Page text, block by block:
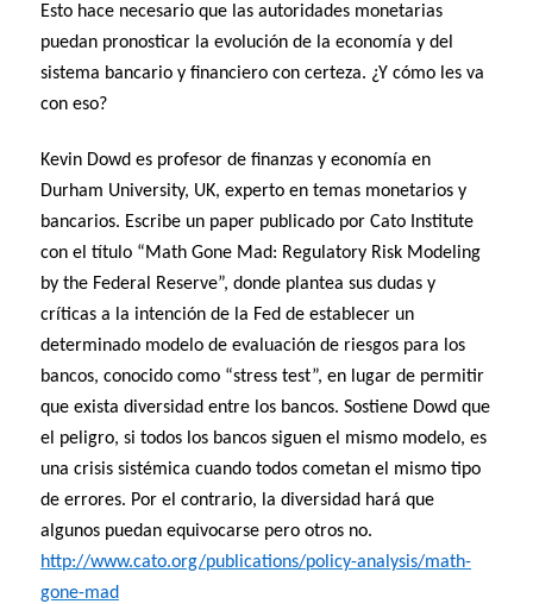
Esto hace necesario que las autoridades monetarias
puedan pronosticar la evolución de la economía y del
sistema bancario y financiero con certeza. ¿Y cómo les va
con eso?
Kevin Dowd es profesor de finanzas y economía en
Durham University, UK, experto en temas monetarios y
bancarios. Escribe un paper publicado por Cato Institute
con el título “Math Gone Mad: Regulatory Risk Modeling
by the Federal Reserve”, donde plantea sus dudas y
críticas a la intención de la Fed de establecer un
determinado modelo de evaluación de riesgos para los
bancos, conocido como “stress test”, en lugar de permitir
que exista diversidad entre los bancos. Sostiene Dowd que
el peligro, si todos los bancos siguen el mismo modelo, es
una crisis sistémica cuando todos cometan el mismo tipo
de errores. Por el contrario, la diversidad hará que
algunos puedan equivocarse pero otros no.
http://www.cato.org/publications/policy-analysis/math-
gone-mad